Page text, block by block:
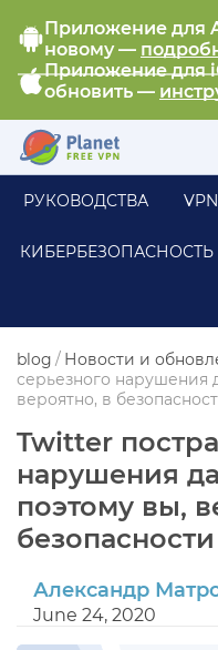
Приложение для
новому —
Приложение для
обновить —
РУКОВОДСТВА VPN
КИБЕРБЕЗОПАСНОСТЬ
blog / Новости и
серьезного нарушения
вероятно, в
Twitter
нарушения
поэтому вы,
безопасности
Александр
June 24, 2020